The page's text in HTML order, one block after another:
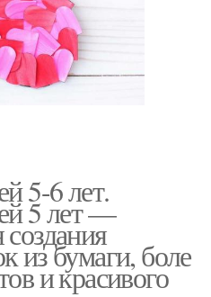
5-6 лет.
5 лет —
из бумаги, боле
и красивого